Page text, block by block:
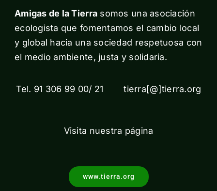
Amigas de la Tierra somos una asociación
ecologista que fomentamos el cambio local
y global hacia una sociedad respetuosa con
el medio ambiente, justa y solidaria.
Tel. 91 306 99 00/ 21 tierra[@]tierra.org
Visita nuestra página
www.tierra.org